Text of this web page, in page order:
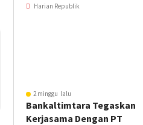
Harian Republik
2 minggu lalu
Bankaltimtara Tegaskan
Kerjasama Dengan PT